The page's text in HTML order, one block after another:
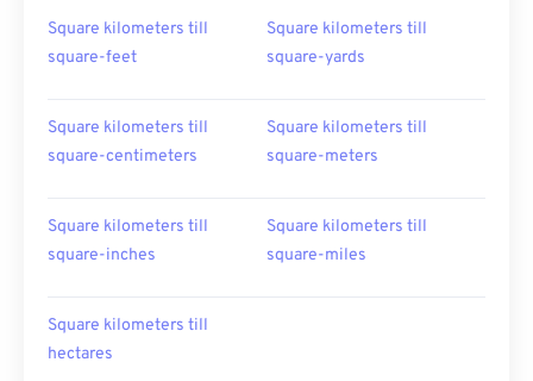
Square kilometers till
square-feet
Square kilometers till
square-yards
Square kilometers till
square-centimeters
Square kilometers till
square-meters
Square kilometers till
square-inches
Square kilometers till
square-miles
Square kilometers till
hectares